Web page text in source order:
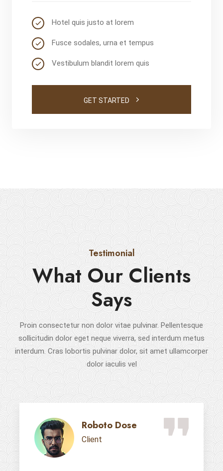
Hotel quis justo at lorem
Fusce sodales, urna et tempus
Vestibulum blandit lorem quis
GET STARTED
Testimonial
What Our Clients
Says
Proin consectetur non dolor vitae pulvinar. Pellentesque
sollicitudin dolor eget neque viverra, sed interdum metus
interdum. Cras lobortis pulvinar dolor, sit amet ullamcorper
dolor iaculis vel
Roboto Dose
Client